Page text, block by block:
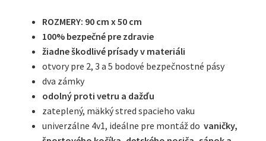
ROZMERY: 90 cm x 50 cm
100% bezpečné pre zdravie
žiadne škodlivé prísady v materiáli
otvory pre 2, 3 a 5 bodové bezpečnostné pásy
dva zámky
odolný proti vetru a dažďu
zateplený, mäkký stred spacieho vaku
univerzálne 4v1, ideálne pre montáž do vaničky,